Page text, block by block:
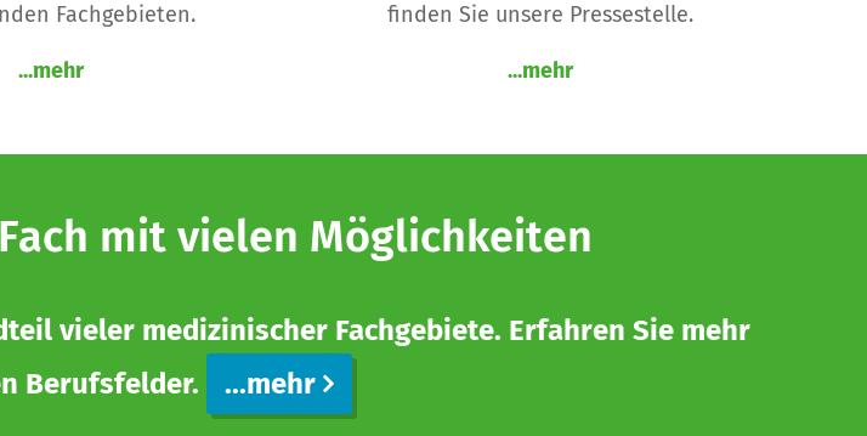
Fachgebieten.
...mehr
finden Sie unsere Pressestelle.
...mehr
mit vielen Möglichkeiten
vieler medizinischer Fachgebiete. Erfahren Sie mehr
Berufsfelder.
...mehr